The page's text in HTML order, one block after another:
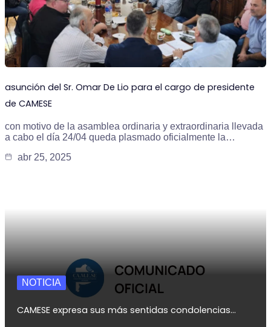
asunción del Sr. Omar De Lio para el cargo de presidente
de CAMESE
con motivo de la asamblea ordinaria y extraordinaria llevada
a cabo el día 24/04 queda plasmado oficialmente la…
abr 25, 2025
NOTICIA
CAMESE expresa sus más sentidas condolencias…